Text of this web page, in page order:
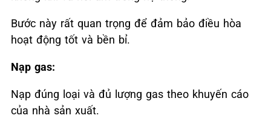
Bước này rất quan trọng để đảm bảo điều hòa
hoạt động tốt và bền bỉ.
Nạp gas:
Nạp đúng loại và đủ lượng gas theo khuyến cáo
của nhà sản xuất.